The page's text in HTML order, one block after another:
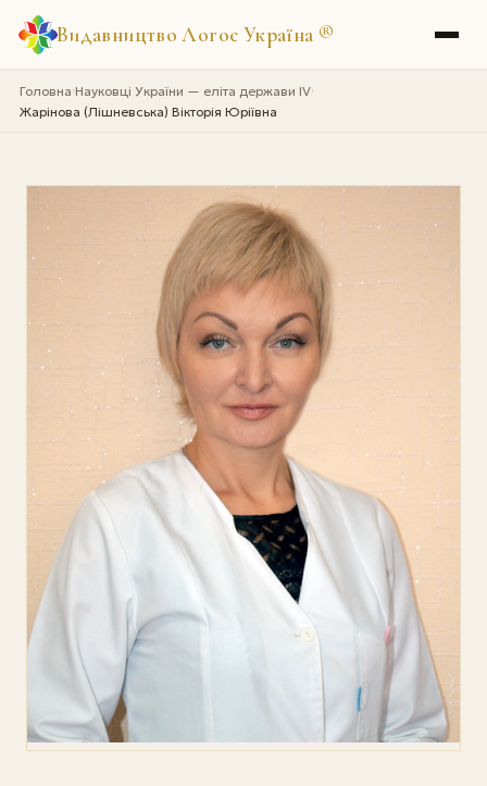
Видавництво Логос Україна ®
Головна›Науковці України — еліта держави IV›
Жарінова (Лішневська) Вікторія Юріївна